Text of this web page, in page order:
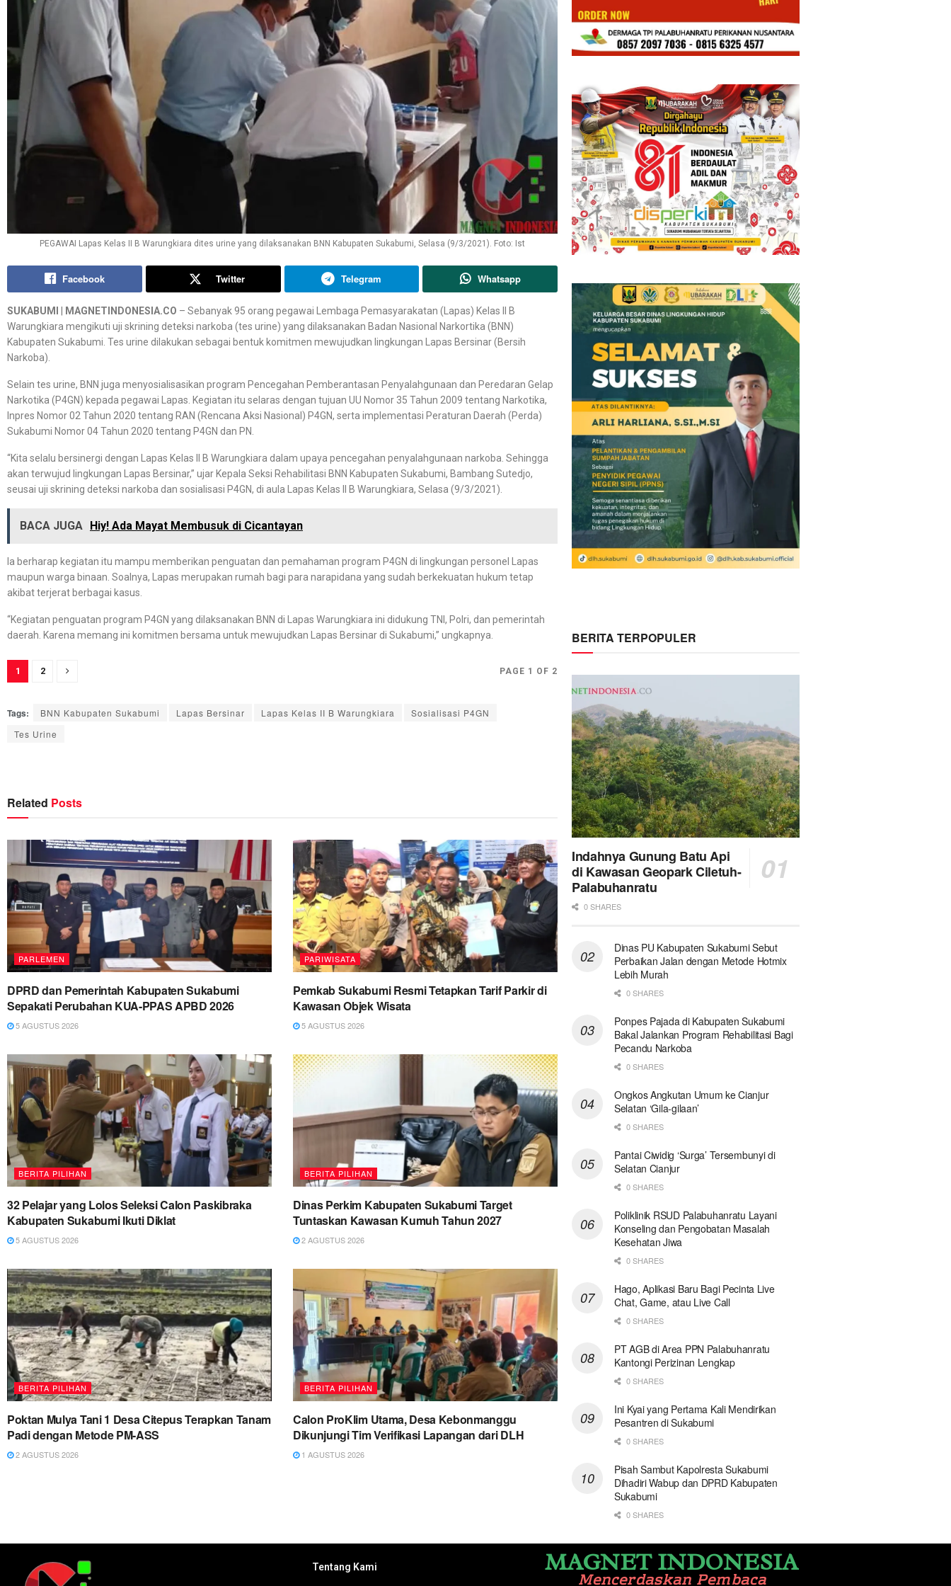
PEGAWAI Lapas Kelas II B Warungkiara dites urine yang dilaksanakan BNN Kabupaten Sukabumi, Selasa (9/3/2021). Foto: Ist
Facebook Twitter Telegram Whatsapp
SUKABUMI MAGNETINDONESIA.CO – Sebanyak 95 orang pegawai Lembaga Pemasyarakatan (Lapas) Kelas II B
Warungkiara mengikuti uji skrining deteksi narkoba (tes urine) yang dilaksanakan Badan Nasional Narkortika (BNN)
Kabupaten Sukabumi. Tes urine dilakukan sebagai bentuk komitmen mewujudkan lingkungan Lapas Bersinar (Bersih
Narkoba).
Selain tes urine, BNN juga menyosialisasikan program Pencegahan Pemberantasan Penyalahgunaan dan Peredaran Gelap
Narkotika (P4GN) kepada pegawai Lapas. Kegiatan itu selaras dengan tujuan UU Nomor 35 Tahun 2009 tentang Narkotika,
Inpres Nomor 02 Tahun 2020 tentang RAN (Rencana Aksi Nasional) P4GN, serta implementasi Peraturan Daerah (Perda)
Sukabumi Nomor 04 Tahun 2020 tentang P4GN dan PN.
“Kita selalu bersinergi dengan Lapas Kelas II B Warungkiara dalam upaya pencegahan penyalahgunaan narkoba. Sehingga
akan terwujud lingkungan Lapas Bersinar,” ujar Kepala Seksi Rehabilitasi BNN Kabupaten Sukabumi, Bambang Sutedjo,
seusai uji skrining deteksi narkoba dan sosialisasi P4GN, di aula Lapas Kelas II B Warungkiara, Selasa (9/3/2021).
BACA JUGA Hiy! Ada Mayat Membusuk di Cicantayan
Ia berharap kegiatan itu mampu memberikan penguatan dan pemahaman program P4GN di lingkungan personel Lapas
maupun warga binaan. Soalnya, Lapas merupakan rumah bagi para narapidana yang sudah berkekuatan hukum tetap
akibat terjerat berbagai kasus.
“Kegiatan penguatan program P4GN yang dilaksanakan BNN di Lapas Warungkiara ini didukung TNI, Polri, dan pemerintah
daerah. Karena memang ini komitmen bersama untuk mewujudkan Lapas Bersinar di Sukabumi,” ungkapnya.
PAGE 1 OF 2
1 2
Tags: BNN Kabupaten Sukabumi Lapas Bersinar Lapas Kelas II B Warungkiara
Sosialisasi P4GN
Tes Urine
Related Posts
PARLEMEN
DPRD dan Pemerintah Kabupaten Sukabumi
Sepakati Perubahan KUA-PPAS APBD 2026
5 AGUSTUS 2026
PARIWISATA
Pemkab Sukabumi Resmi Tetapkan Tarif Parkir di
Kawasan Objek Wisata
5 AGUSTUS 2026
BERITA PILIHAN
32 Pelajar yang Lolos Seleksi Calon Paskibraka
Kabupaten Sukabumi Ikuti Diklat
5 AGUSTUS 2026
BERITA PILIHAN
Dinas Perkim Kabupaten Sukabumi Target
Tuntaskan Kawasan Kumuh Tahun 2027
2 AGUSTUS 2026
BERITA PILIHAN
Poktan Mulya Tani 1 Desa Citepus Terapkan Tanam
Padi dengan Metode PM-ASS
2 AGUSTUS 2026
BERITA PILIHAN
Calon ProKlim Utama, Desa Kebonmanggu
Dikunjungi Tim Verifikasi Lapangan dari DLH
1 AGUSTUS 2026
BERITA TERPOPULER
Indahnya Gunung Batu Api
di Kawasan Geopark Ciletuh-
Palabuhanratu
0 SHARES
Dinas PU Kabupaten Sukabumi Sebut
Perbaikan Jalan dengan Metode Hotmix
Lebih Murah
0 SHARES
Ponpes Pajada di Kabupaten Sukabumi
Bakal Jalankan Program Rehabilitasi Bagi
Pecandu Narkoba
0 SHARES
Ongkos Angkutan Umum ke Cianjur
Selatan ‘Gila-gilaan’
0 SHARES
Pantai Ciwidig ‘Surga’ Tersembunyi di
Selatan Cianjur
0 SHARES
Poliklinik RSUD Palabuhanratu Layani
Konseling dan Pengobatan Masalah
Kesehatan Jiwa
0 SHARES
Hago, Aplikasi Baru Bagi Pecinta Live
Chat, Game, atau Live Call
0 SHARES
PT AGB di Area PPN Palabuhanratu
Kantongi Perizinan Lengkap
0 SHARES
Ini Kyai yang Pertama Kali Mendirikan
Pesantren di Sukabumi
0 SHARES
Pisah Sambut Kapolresta Sukabumi
Dihadiri Wabup dan DPRD Kabupaten
Sukabumi
0 SHARES
Tentang Kami MAGNET INDONESIA
Mencerdaskan Pembaca